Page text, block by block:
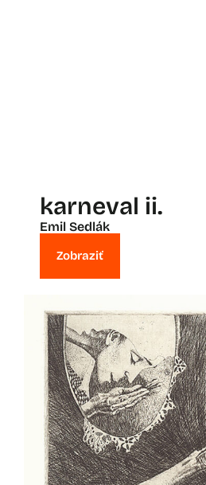
karneval ii.
Emil Sedlák
Zobraziť